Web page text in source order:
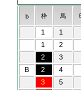
b 枠 馬
1 1
1
2
2
3
B
2 4
3
5